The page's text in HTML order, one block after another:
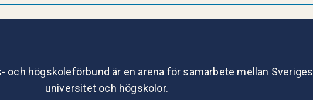
och högskoleförbund är en arena för samarbete mellan Sveriges
universitet och högskolor.